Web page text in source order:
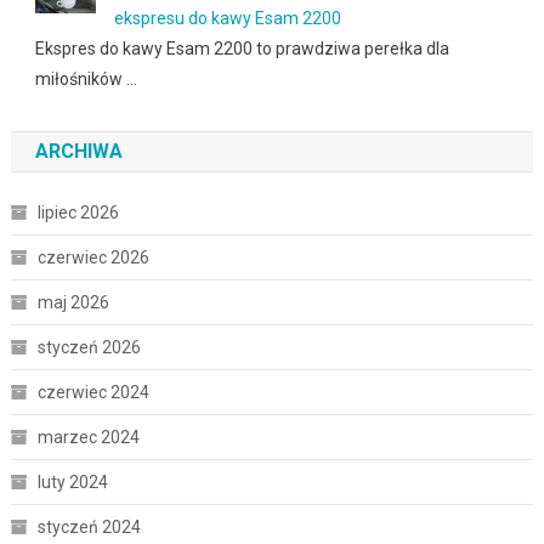
ekspresu do kawy Esam 2200
Ekspres do kawy Esam 2200 to prawdziwa perełka dla
miłośników …
ARCHIWA
lipiec 2026
czerwiec 2026
maj 2026
styczeń 2026
czerwiec 2024
marzec 2024
luty 2024
styczeń 2024